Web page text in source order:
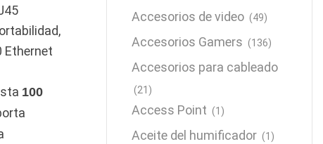
Ethernet
100
Accesorios de video (49)
Accesorios Gamers (136)
Accesorios para cableado
(21)
Access Point (1)
Aceite del humificador (1)